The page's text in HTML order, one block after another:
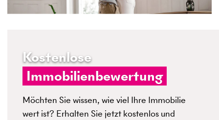
Kostenlose
Immobilienbewertung
Möchten Sie wissen, wie viel Ihre Immobilie
wert ist? Erhalten Sie jetzt kostenlos und